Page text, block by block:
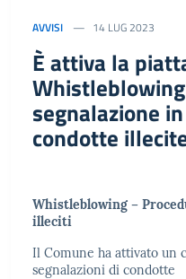
AVVISI 14 LUG 2023
È attiva la
segnalazione
condotte
Whistleblowing –
illeciti
Il Comune ha attivato un
segnalazioni di condotte